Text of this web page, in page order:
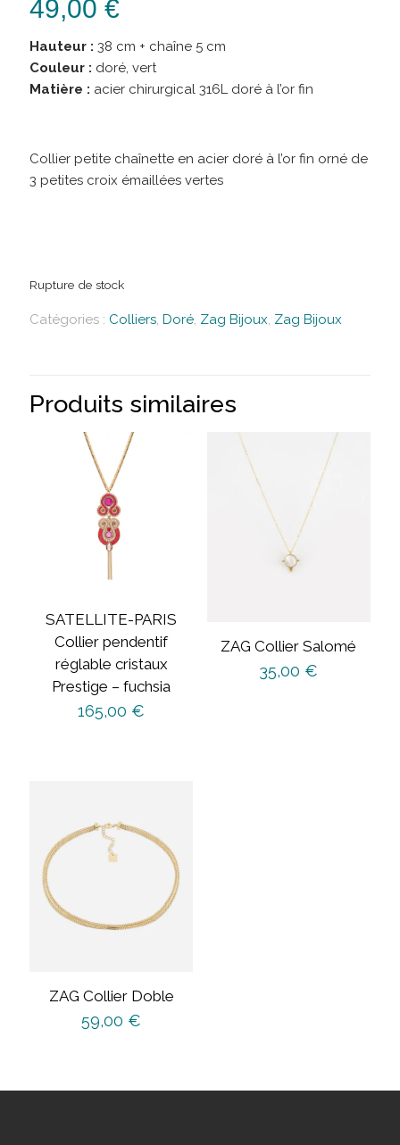
49,00 €
Hauteur : 38 cm + chaîne 5 cm
Couleur : doré, vert
Matière : acier chirurgical 316L doré à l’or fin
Collier petite chaînette en acier doré à l’or fin orné de
3 petites croix émaillées vertes
Rupture de stock
Catégories : Colliers Doré Zag Bijoux Zag Bijoux
Produits similaires
SATELLITE-PARIS
Collier pendentif
réglable cristaux
Prestige – fuchsia
165,00 €
ZAG Collier Salomé
35,00 €
ZAG Collier Doble
59,00 €